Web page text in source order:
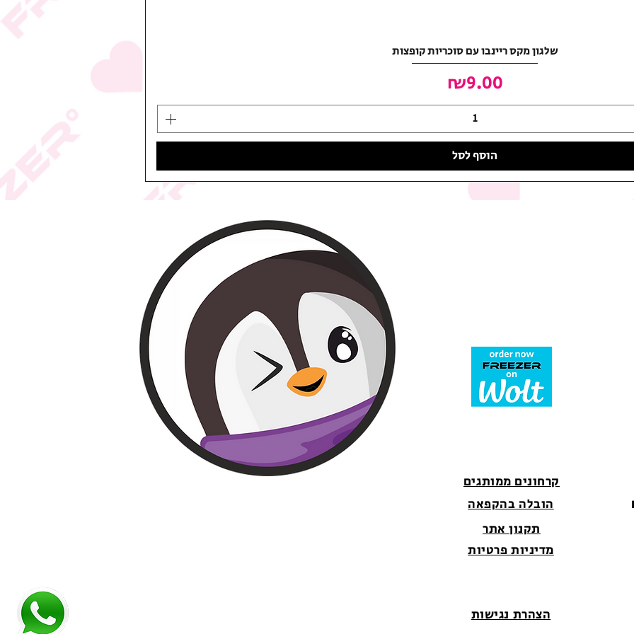
שלגון מקס ריינבו עם סוכריות קופצות
מחיר
₪9.00
הוסף לסל
קרחונים ממותגים
הובלה בהקפאה
תקנון אתר
מדיניות פרטיות
הצהרת נגישות